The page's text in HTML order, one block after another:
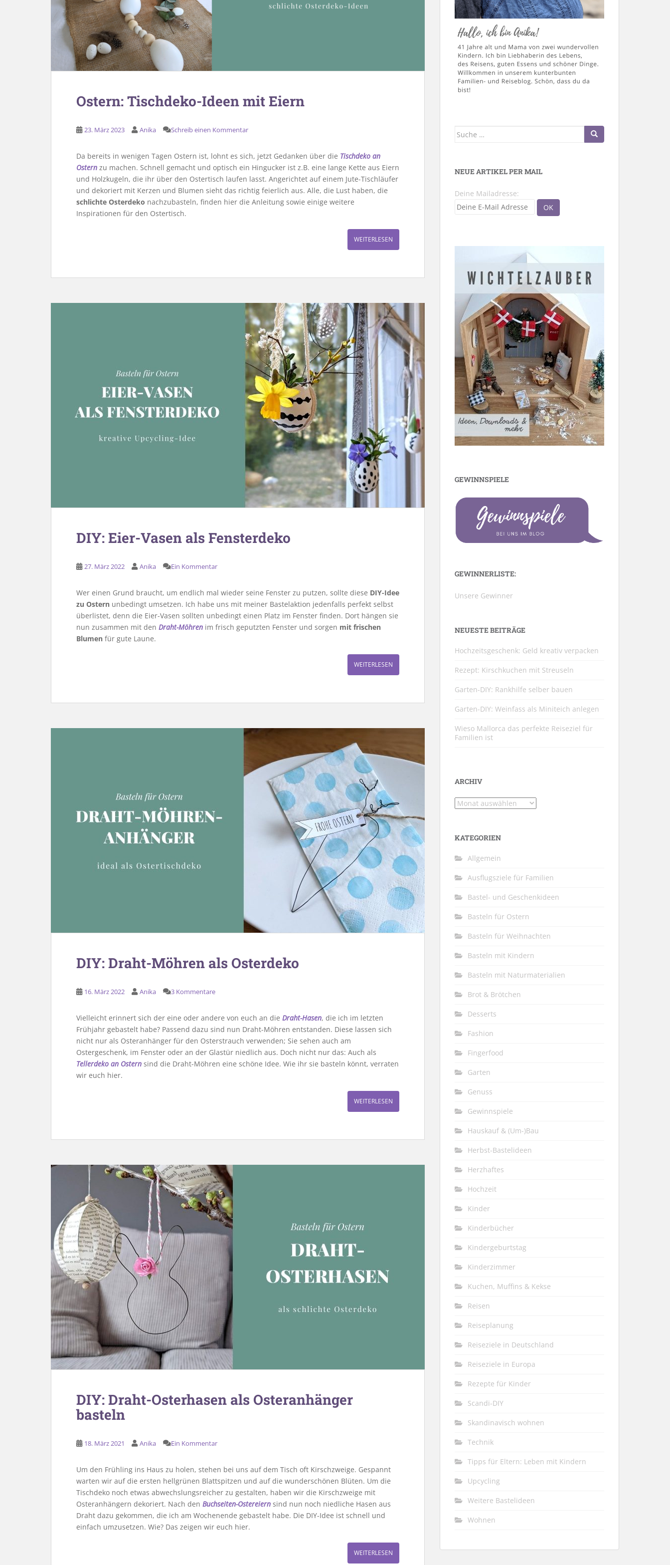
Ostern: Tischdeko-Ideen mit Eiern
23. März 2023 Anika Schreib einen Kommentar
Da bereits in wenigen Tagen Ostern ist, lohnt es sich, jetzt Gedanken über die Tischdeko an
Ostern zu machen. Schnell gemacht und optisch ein Hingucker ist z.B. eine lange Kette aus Eiern
und Holzkugeln, die ihr über den Ostertisch laufen lasst. Angerichtet auf einem Jute-Tischläufer
und dekoriert mit Kerzen und Blumen sieht das richtig feierlich aus. Alle, die Lust haben, die
schlichte Osterdeko nachzubasteln, finden hier die Anleitung sowie einige weitere
Inspirationen für den Ostertisch.
WEITERLESEN
DIY: Eier-Vasen als Fensterdeko
27. März 2022 Anika Ein Kommentar
Wer einen Grund braucht, um endlich mal wieder seine Fenster zu putzen, sollte diese DIY-Idee
zu Ostern unbedingt umsetzen. Ich habe uns mit meiner Bastelaktion jedenfalls perfekt selbst
überlistet, denn die Eier-Vasen sollten unbedingt einen Platz im Fenster finden. Dort hängen sie
nun zusammen mit den Draht-Möhren im frisch geputzten Fenster und sorgen mit frischen
Blumen für gute Laune.
WEITERLESEN
DIY: Draht-Möhren als Osterdeko
16. März 2022 Anika 3 Kommentare
Vielleicht erinnert sich der eine oder andere von euch an die Draht-Hasen, die ich im letzten
Frühjahr gebastelt habe? Passend dazu sind nun Draht-Möhren entstanden. Diese lassen sich
nicht nur als Osteranhänger für den Osterstrauch verwenden; Sie sehen auch am
Ostergeschenk, im Fenster oder an der Glastür niedlich aus. Doch nicht nur das: Auch als
Tellerdeko an Ostern sind die Draht-Möhren eine schöne Idee. Wie ihr sie basteln könnt, verraten
wir euch hier.
WEITERLESEN
DIY: Draht-Osterhasen als Osteranhänger
basteln
18. März 2021 Anika Ein Kommentar
Um den Frühling ins Haus zu holen, stehen bei uns auf dem Tisch oft Kirschzweige. Gespannt
warten wir auf die ersten hellgrünen Blattspitzen und auf die wunderschönen Blüten. Um die
Tischdeko noch etwas abwechslungsreicher zu gestalten, haben wir die Kirschzweige mit
Osteranhängern dekoriert. Nach den Buchseiten-Ostereiern sind nun noch niedliche Hasen aus
Draht dazu gekommen, die ich am Wochenende gebastelt habe. Die DIY-Idee ist schnell und
einfach umzusetzen. Wie? Das zeigen wir euch hier.
WEITERLESEN
Suche
NEUE ARTIKEL PER MAIL
Deine Mailadresse:
GEWINNSPIELE
GEWINNERLISTE:
Unsere Gewinner
NEUESTE BEITRÄGE
Hochzeitsgeschenk: Geld kreativ verpacken
Rezept: Kirschkuchen mit Streuseln
Garten-DIY: Rankhilfe selber bauen
Garten-DIY: Weinfass als Miniteich anlegen
Wieso Mallorca das perfekte Reiseziel für
Familien ist
ARCHIV
Archiv
KATEGORIEN
Allgemein
Ausflugsziele für Familien
Bastel- und Geschenkideen
Basteln für Ostern
Basteln für Weihnachten
Basteln mit Kindern
Basteln mit Naturmaterialien
Brot & Brötchen
Desserts
Fashion
Fingerfood
Garten
Genuss
Gewinnspiele
Hauskauf & (Um-)Bau
Herbst-Bastelideen
Herzhaftes
Hochzeit
Kinder
Kinderbücher
Kindergeburtstag
Kinderzimmer
Kuchen, Muffins & Kekse
Reisen
Reiseplanung
Reiseziele in Deutschland
Reiseziele in Europa
Rezepte für Kinder
Scandi-DIY
Skandinavisch wohnen
Technik
Tipps für Eltern: Leben mit Kindern
Upcycling
Weitere Bastelideen
Wohnen